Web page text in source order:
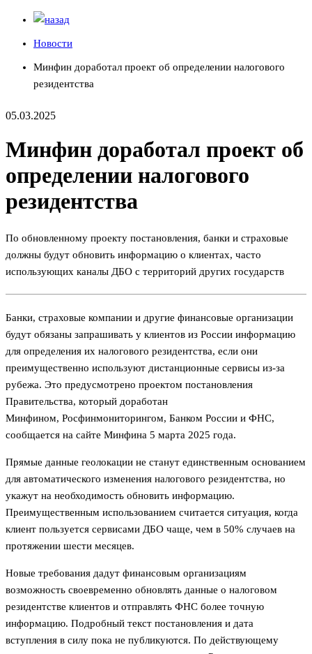
Новости
Минфин доработал проект об определении налогового
резидентства
05.03.2025
Минфин доработал проект об
определении налогового
резидентства
По обновленному проекту постановления, банки и страховые
должны будут обновить информацию о клиентах, часто
использующих каналы ДБО с территорий других государств
Банки, страховые компании и другие финансовые организации
будут обязаны запрашивать у клиентов из России информацию
для определения их налогового резидентства, если они
преимущественно используют дистанционные сервисы из-за
рубежа. Это предусмотрено проектом постановления
Правительства, который доработан
Минфином, Росфинмониторингом, Банком России и ФНС,
сообщается на сайте Минфина 5 марта 2025 года.
Прямые данные геолокации не станут единственным основанием
для автоматического изменения налогового резидентства, но
укажут на необходимость обновить информацию.
Преимущественным использованием считается ситуация, когда
клиент пользуется сервисами ДБО чаще, чем в 50% случаев на
протяжении шести месяцев.
Новые требования дадут финансовым организациям
возможность своевременно обновлять данные о налоговом
резидентстве клиентов и отправлять ФНС более точную
информацию. Подробный текст постановления и дата
вступления в силу пока не публикуются. По действующему